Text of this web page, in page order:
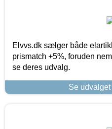
Elvvs.dk sælger både
prismatch +5%, foruden
se deres udvalg.
Se